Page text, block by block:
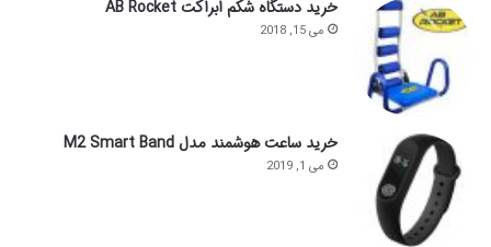
خرید دستگاه شکم ابراکت AB Rocket
می 15, 2018
خرید ساعت هوشمند مدل M2 Smart Band
می 1, 2019